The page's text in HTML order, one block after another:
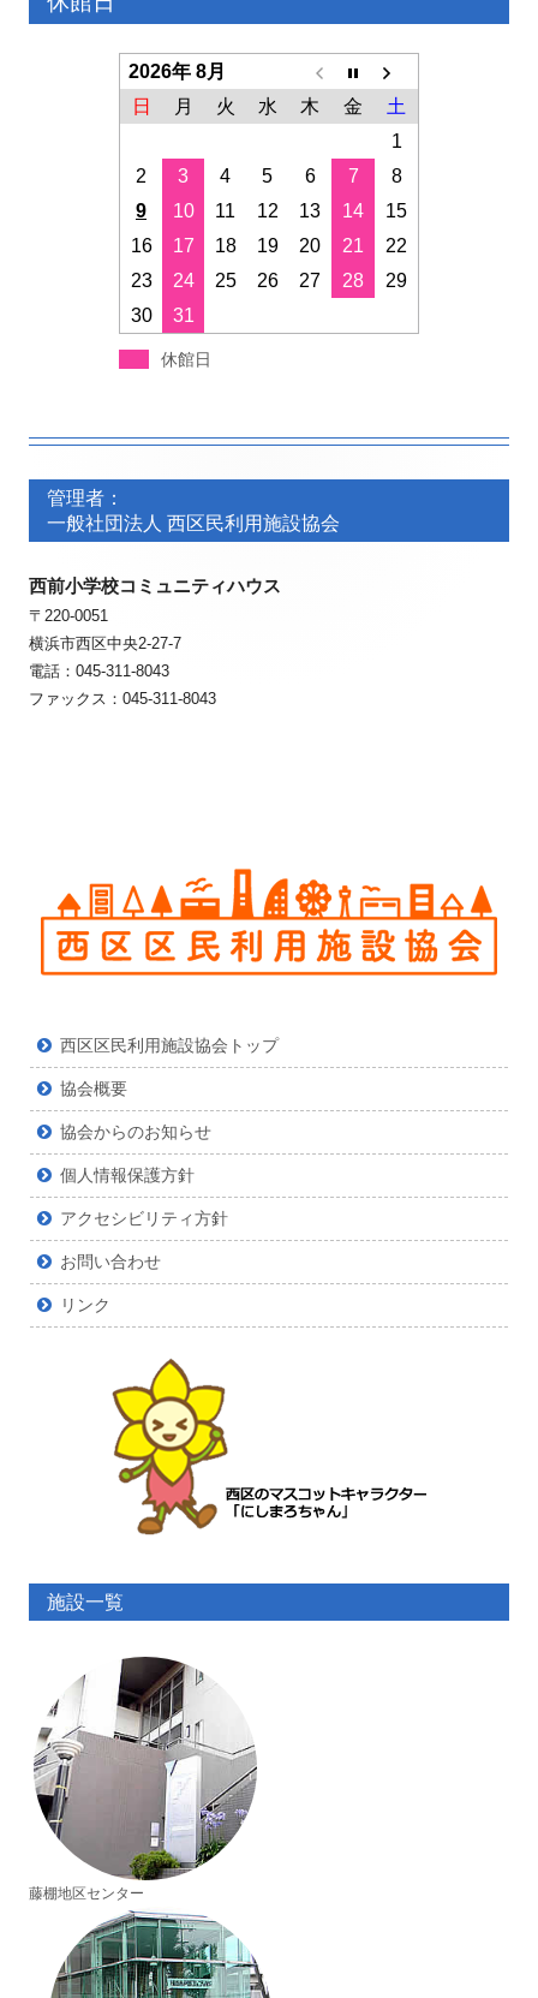
2026年 8月
日
月 火 水 木 金
土
1
2
3 4 5 6 7
8
9
10 11 12 13 14
15
16
17 18 19 20 21
22
23
24 25 26 27 28
29
30
31
休館日
ッ
タ
ー・
コ
ン
テ
ッ
タ
ー・
コ
ン
管理者：
一般社団法人 西区民利用施設協会
西前小学校コミュニティハウス
〒220-0051
横浜市西区中央2-27-7
電話：045-311-8043
ファックス：045-311-8043
西区区民利用施設協会トップ
協会概要
協会からのお知らせ
個人情報保護方針
アクセシビリティ方針
お問い合わせ
リンク
施設一覧
藤棚地区センター